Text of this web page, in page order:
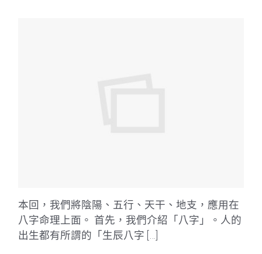
本回，我們將陰陽、五行、天干、地支，應用在
八字命理上面。 首先，我們介紹「八字」。人的
出生都有所謂的「生辰八字 […]